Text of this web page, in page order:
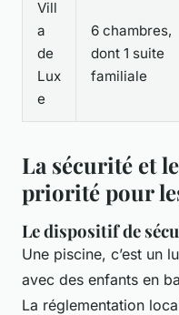
Vill
a
de
Lux
e
6 chambres,
dont 1 suite
familiale
La sécurité et
priorité pour
Le dispositif de
Une piscine, c’est un
avec des enfants en
La réglementation